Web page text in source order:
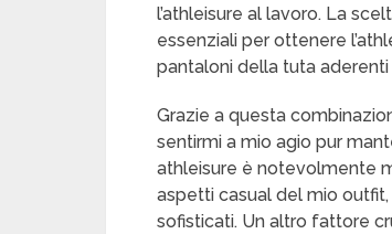
l’athleisure al lavoro. La
essenziali per ottenere
pantaloni della tuta
Grazie a questa
sentirmi a mio agio pur
athleisure è notevolmente
aspetti casual del mio
sofisticati. Un altro fattore